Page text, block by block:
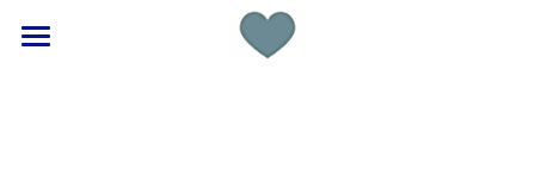
CATEGORÍAS DE BLOG